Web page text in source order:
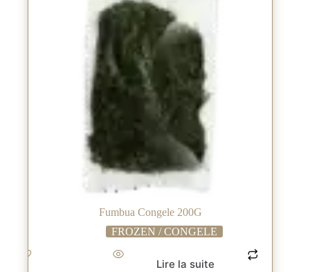
Fumbua Congele 200G
FROZEN / CONGELE
Lire la suite